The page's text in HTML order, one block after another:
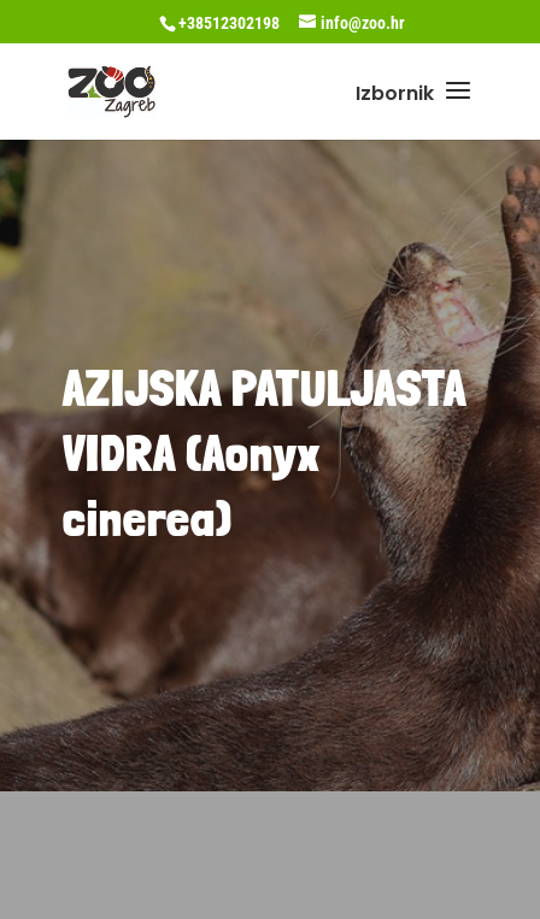
+38512302198 info@zoo.hr
AZIJSKA PATULJASTA
VIDRA (Aonyx
cinerea)